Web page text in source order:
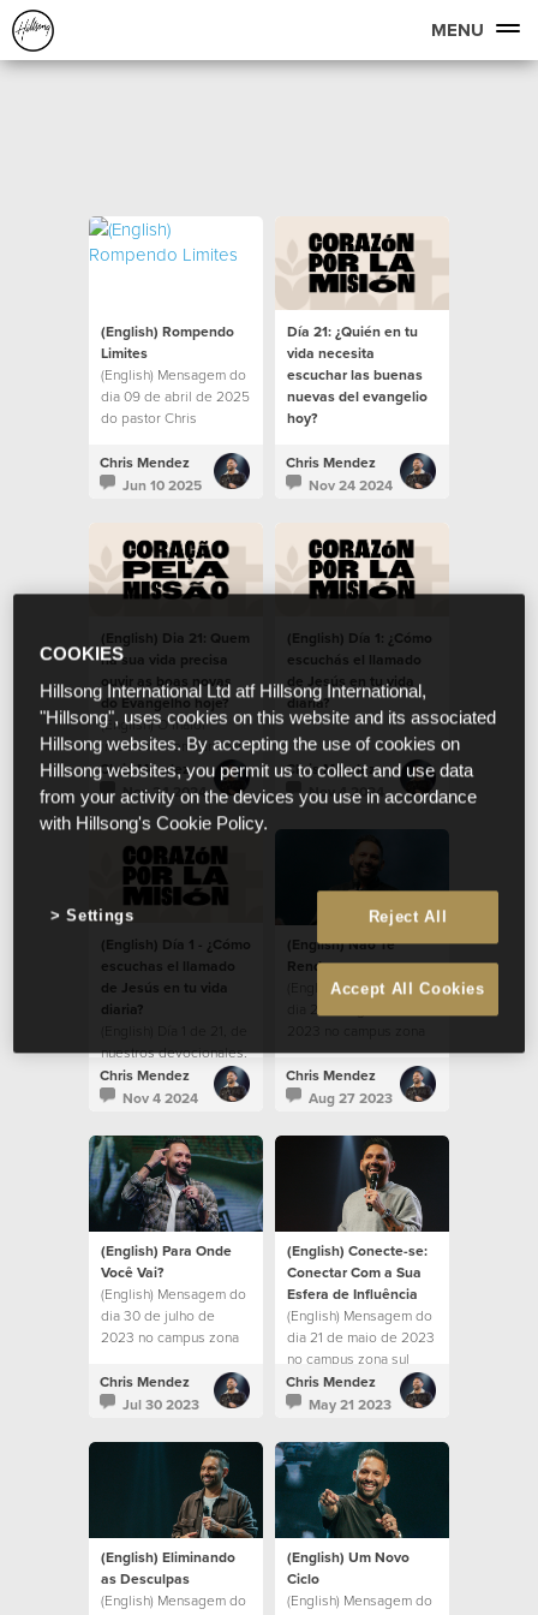
MENU
(English) Rompendo
Limites
(English) Mensagem do
dia 09 de abril de 2025
do pastor Chris
Chris Mendez
Jun 10 2025
Día 21: ¿Quién en tu
vida necesita
escuchar las buenas
nuevas del evangelio
hoy?
Chris Mendez
Nov 24 2024
(English) Dia 21: Quem
na sua vida precisa
ouvir as boas novas
do Evangelho hoje?
(English) O maior
impacto é compartilhar
as boas novas.
Chris Mendez
Nov 24 2024
(English) Día 1: ¿Cómo
escuchás el llamado
de Jesús en tu vida
diaria?
Chris Mendez
Nov 4 2024
(English) Día 1 - ¿Cómo
escuchas el llamado
de Jesús en tu vida
diaria?
(English) Día 1 de 21, de
nuestros devocionales,
durante la temporada
de Corazón por la
Chris Mendez
Nov 4 2024
(English) Não Te
Rendas
(English) Mensagem do
dia 27 de agosto de
2023 no campus zona
sul
Chris Mendez
Aug 27 2023
(English) Para Onde
Você Vai?
(English) Mensagem do
dia 30 de julho de
2023 no campus zona
Chris Mendez
Jul 30 2023
(English) Conecte-se:
Conectar Com a Sua
Esfera de Influência
(English) Mensagem do
dia 21 de maio de 2023
no campus zona sul
Chris Mendez
May 21 2023
(English) Eliminando
as Desculpas
(English) Mensagem do
(English) Um Novo
Ciclo
(English) Mensagem do
COOKIES
Hillsong International Ltd atf Hillsong International,
"Hillsong", uses cookies on this website and its associated
Hillsong websites. By accepting the use of cookies on
Hillsong websites, you permit us to collect and use data
from your activity on the devices you use in accordance
with Hillsong's Cookie Policy.
Reject All
Accept All Cookies
Settings